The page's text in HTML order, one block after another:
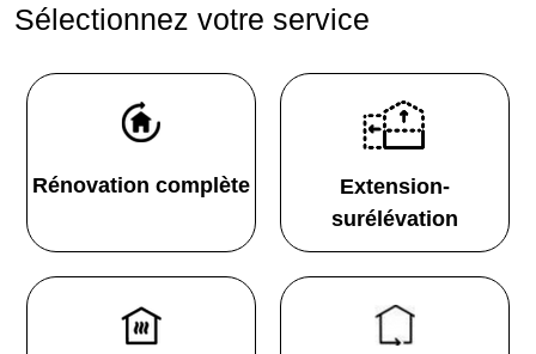
Sélectionnez votre service
Rénovation complète
Extension-
surélévation